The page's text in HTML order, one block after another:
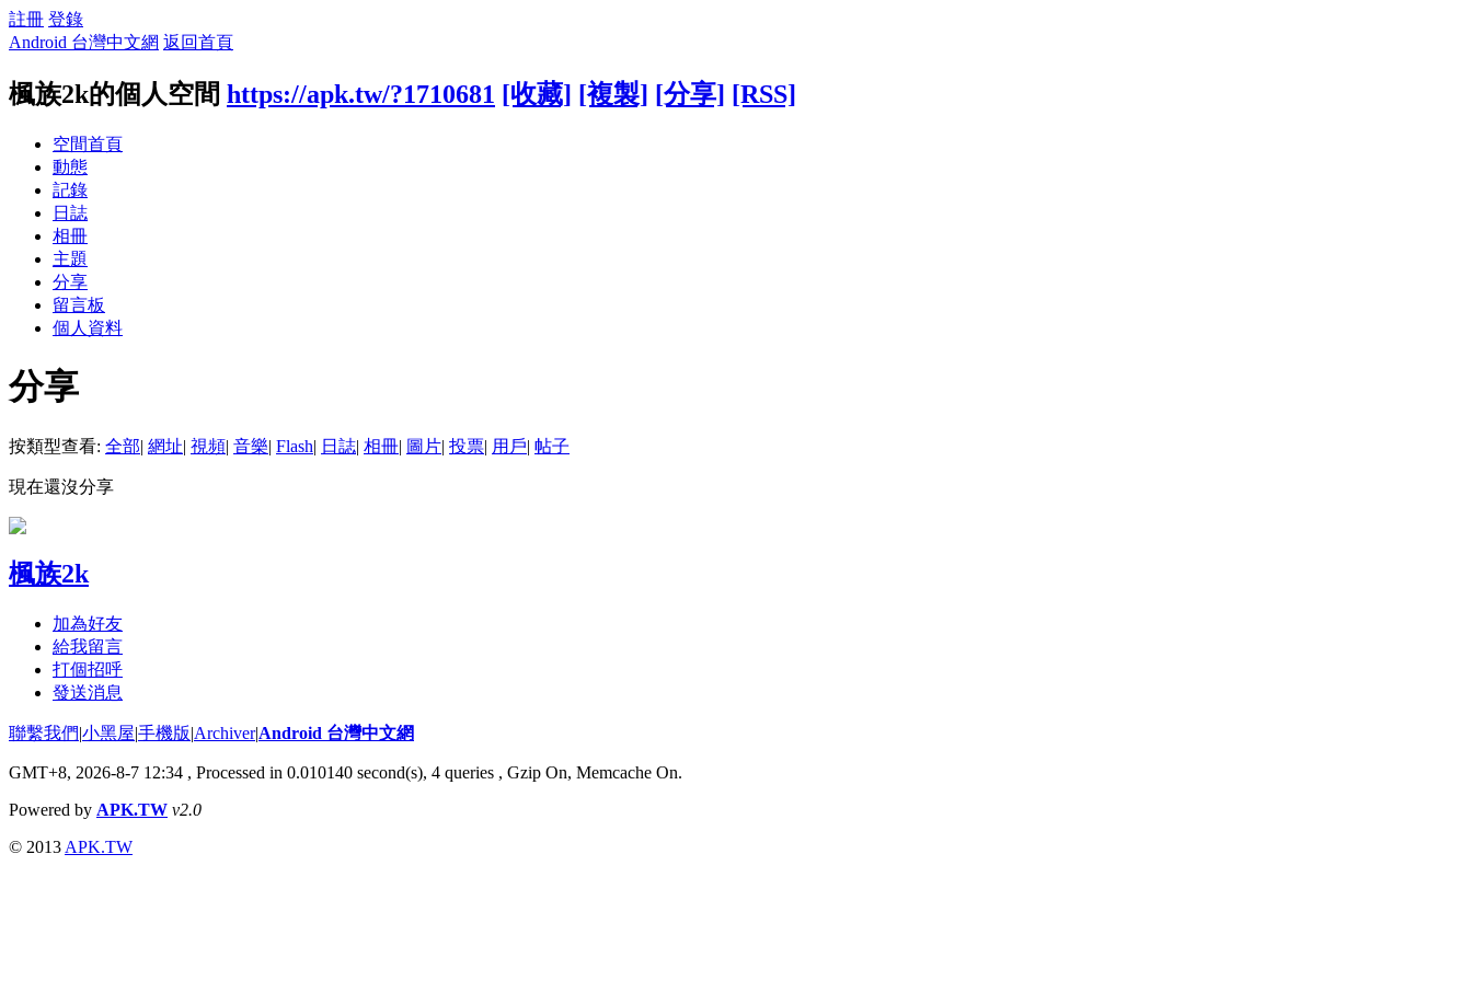
註冊 登錄
Android 台灣中文網 返回首頁
楓族2k的個人空間 https://apk.tw/?1710681 [收藏] [複製] [分享] [RSS]
空間首頁
動態
記錄
日誌
相冊
主題
分享
留言板
個人資料
分享
按類型查看: 全部| 網址| 視頻| 音樂| Flash| 日誌| 相冊| 圖片| 投票| 用戶| 帖子
現在還沒分享
楓族2k
加為好友
給我留言
打個招呼
發送消息
聯繫我們|小黑屋|手機版|Archiver|Android 台灣中文網
GMT+8, 2026-8-7 12:34 , Processed in 0.010140 second(s), 4 queries , Gzip On, Memcache On.
Powered by APK.TW v2.0
© 2013 APK.TW